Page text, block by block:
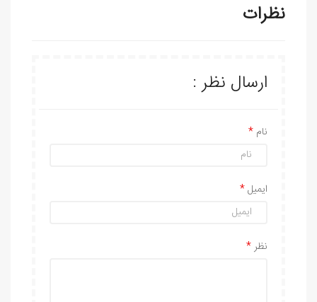
نظرات
ارسال نظر :
نام
ایمیل
نظر